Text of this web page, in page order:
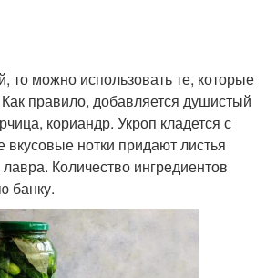
то можно использовать те, которые
правило, добавляется душистый
кориандр. Укроп кладется с
нотки придают листья
Количество ингредиентов
банку.